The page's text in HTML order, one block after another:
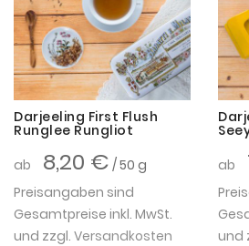
Darjeeling First Flush
Runglee Rungliot
ab
8,20 € / 50 g
Preisangaben sind
Gesamtpreise inkl. MwSt.
und zzgl. Versandkosten
ab
und